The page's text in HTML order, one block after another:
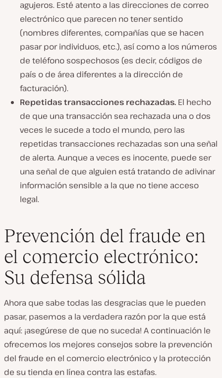
agujeros. Esté atento a las direcciones de correo
electrónico que parecen no tener sentido
(nombres diferentes, compañías que se hacen
pasar por individuos, etc.), así como a los números
de teléfono sospechosos (es decir, códigos de
país o de área diferentes a la dirección de
facturación).
Repetidas transacciones rechazadas. El hecho
de que una transacción sea rechazada una o dos
veces le sucede a todo el mundo, pero las
repetidas transacciones rechazadas son una señal
de alerta. Aunque a veces es inocente, puede ser
una señal de que alguien está tratando de adivinar
información sensible a la que no tiene acceso
legal.
Prevención del fraude en
el comercio electrónico:
Su defensa sólida
Ahora que sabe todas las desgracias que le pueden
pasar, pasemos a la verdadera razón por la que está
aquí: ¡asegúrese de que no suceda! A continuación le
ofrecemos los mejores consejos sobre la prevención
del fraude en el comercio electrónico y la protección
de su tienda en línea contra las estafas.